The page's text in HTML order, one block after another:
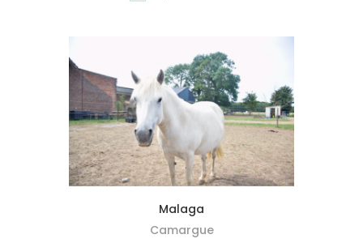
MIEUX ME CONNAÎTRE
Malaga
Camargue